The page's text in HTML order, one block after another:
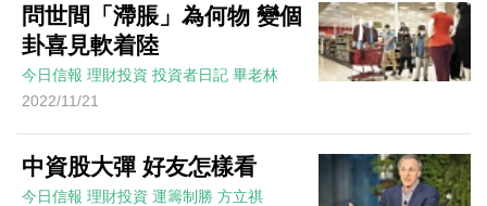
問世間「滯脹」為何物 變個
卦喜見軟着陸
今日信報 理財投資 投資者日記 畢老林
2022/11/21
中資股大彈 好友怎樣看
今日信報 理財投資 運籌制勝 方立祺